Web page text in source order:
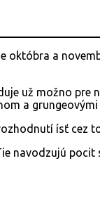
a
už možno pre
a
ísť cez
navodzujú